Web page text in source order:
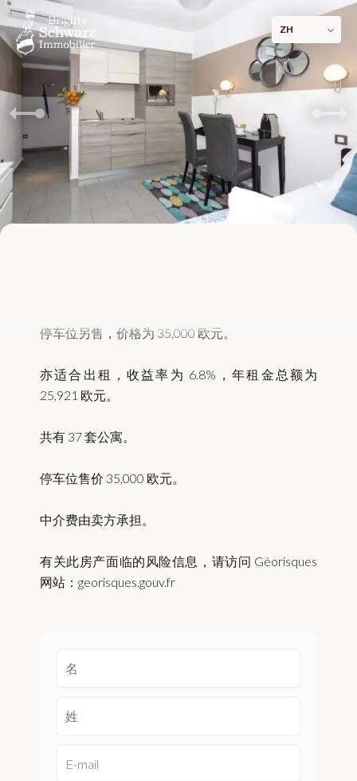
ZH
停车位另售，价格为 35,000 欧元。
亦适合出租，收益率为 6.8%，年租金总额为
25,921 欧元。
共有 37 套公寓。
停车位售价 35,000 欧元。
中介费由卖方承担。
有关此房产面临的风险信息，请访问 Géorisques
网站：georisques.gouv.fr